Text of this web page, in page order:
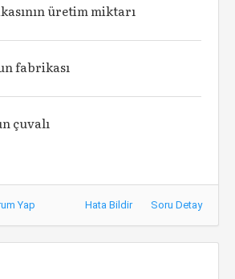
üretim miktarı
fabrikası
çuvalı
Yap Hata Bildir Soru Detay